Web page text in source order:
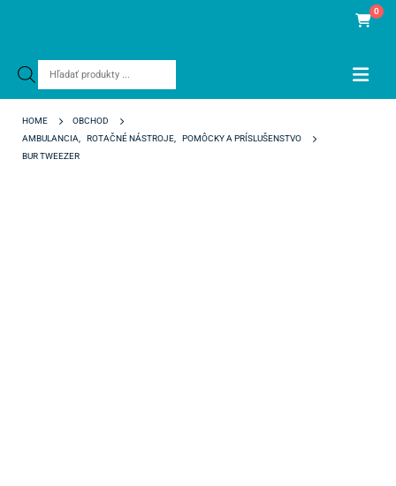
Products
0
HOME
OBCHOD
AMBULANCIA
ROTAČNÉ NÁSTROJE
POMÔCKY A PRÍSLUŠENSTVO
BUR TWEEZER